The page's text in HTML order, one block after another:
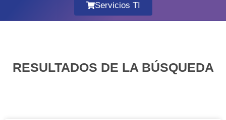
Servicios TI
RESULTADOS DE LA BÚSQUEDA